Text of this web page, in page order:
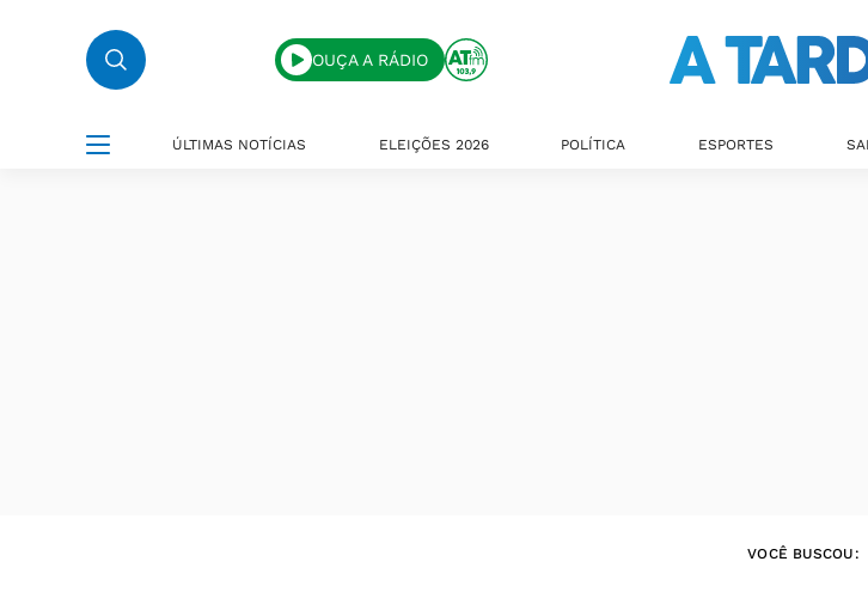
OUÇA A RÁDIO
ÚLTIMAS NOTÍCIAS ELEIÇÕES 2026 POLÍTICA ESPORTES
VOCÊ BUSCOU: